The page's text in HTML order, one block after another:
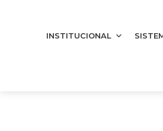
INSTITUCIONAL